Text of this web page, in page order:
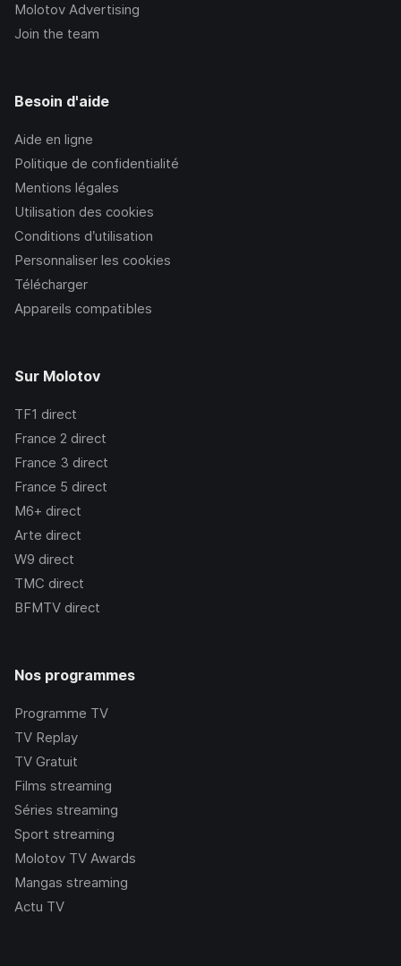
Molotov Advertising
Join the team
Besoin d'aide
Aide en ligne
Politique de confidentialité
Mentions légales
Utilisation des cookies
Conditions d’utilisation
Personnaliser les cookies
Télécharger
Appareils compatibles
Sur Molotov
TF1 direct
France 2 direct
France 3 direct
France 5 direct
M6+ direct
Arte direct
W9 direct
TMC direct
BFMTV direct
Nos programmes
Programme TV
TV Replay
TV Gratuit
Films streaming
Séries streaming
Sport streaming
Molotov TV Awards
Mangas streaming
Actu TV